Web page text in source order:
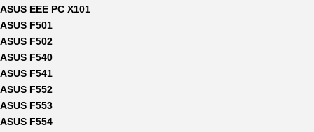
ASUS EEE PC X101
ASUS F501
ASUS F502
ASUS F540
ASUS F541
ASUS F552
ASUS F553
ASUS F554